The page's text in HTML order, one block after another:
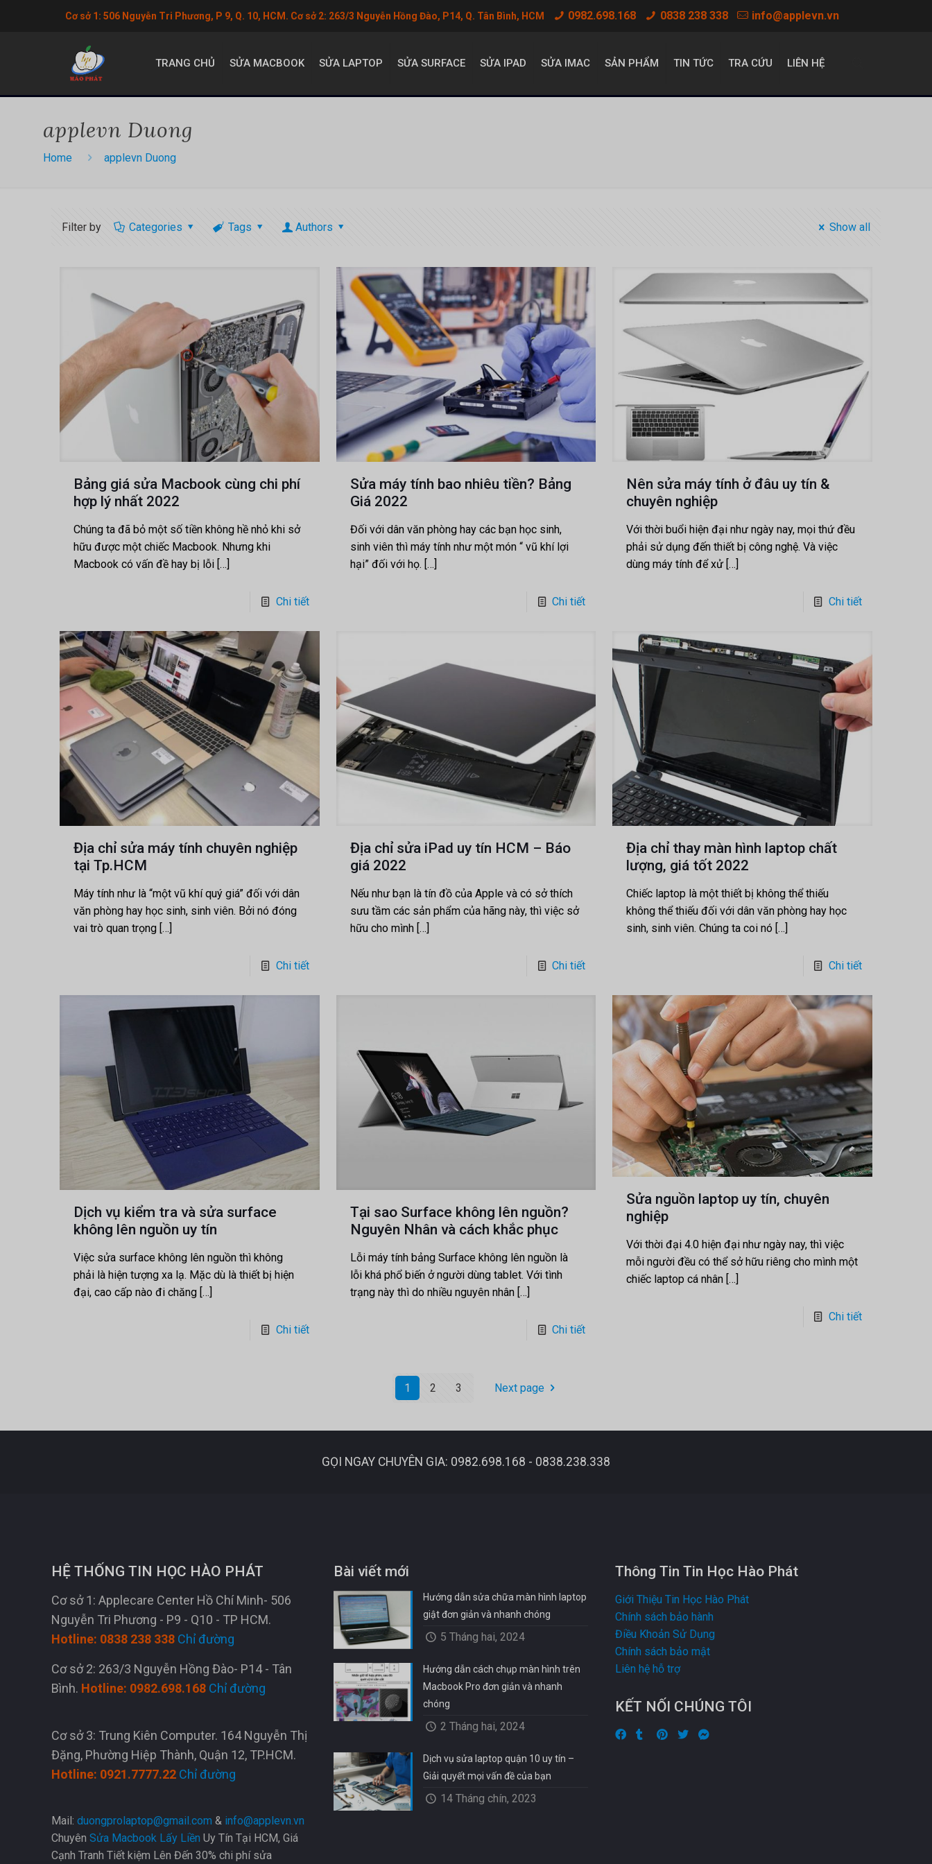
Cơ sở 1: 506 Nguyễn Tri Phương, P 9, Q. 10, HCM. Cơ sở 2: 263/3 Nguyễn Hồng Đào, P14, Q. Tân Bình, HCM 0982.698.168 0838 238 338 info@applevn.vn
TRANG CHỦ SỬA MACBOOK SỬA LAPTOP SỬA SURFACE SỬA IPAD SỬA IMAC SẢN PHẨM TIN TỨC TRA CỨU LIÊN HỆ
applevn Duong
Home applevn Duong
Filter by Categories Tags Authors Show all
Bảng giá sửa Macbook cùng chi phí
hợp lý nhất 2022
Chúng ta đã bỏ một số tiền không hề nhỏ khi sở
hữu được một chiếc Macbook. Nhưng khi
Macbook có vấn đề hay bị lỗi[…]
Chi tiết
Sửa máy tính bao nhiêu tiền? Bảng
Giá 2022
Đối với dân văn phòng hay các bạn học sinh,
sinh viên thì máy tính như một món “ vũ khí lợi
hại” đối với họ. […]
Chi tiết
Nên sửa máy tính ở đâu uy tín &
chuyên nghiệp
Với thời buổi hiện đại như ngày nay, mọi thứ đều
phải sử dụng đến thiết bị công nghệ. Và việc
dùng máy tính để xử […]
Chi tiết
Địa chỉ sửa máy tính chuyên nghiệp
tại Tp.HCM
Máy tính như là “một vũ khí quý giá” đối với dân
văn phòng hay học sinh, sinh viên. Bởi nó đóng
vai trò quan trọng[…]
Chi tiết
Địa chỉ sửa iPad uy tín HCM – Báo
giá 2022
Nếu như bạn là tín đồ của Apple và có sở thích
sưu tầm các sản phẩm của hãng này, thì việc sở
hữu cho mình[…]
Chi tiết
Địa chỉ thay màn hình laptop chất
lượng, giá tốt 2022
Chiếc laptop là một thiết bị không thể thiếu
không thể thiếu đối với dân văn phòng hay học
sinh, sinh viên. Chúng ta coi nó […]
Chi tiết
Dịch vụ kiểm tra và sửa surface
không lên nguồn uy tín
Việc sửa surface không lên nguồn thì không
phải là hiện tượng xa lạ. Mặc dù là thiết bị hiện
đại, cao cấp nào đi chăng[…]
Chi tiết
Tại sao Surface không lên nguồn?
Nguyên Nhân và cách khắc phục
Lỗi máy tính bảng Surface không lên nguồn là
lỗi khá phổ biến ở người dùng tablet. Với tình
trạng này thì do nhiều nguyên nhân[…]
Chi tiết
Sửa nguồn laptop uy tín, chuyên
nghiệp
Với thời đại 4.0 hiện đại như ngày nay, thì việc
mỗi người đều có thể sở hữu riêng cho mình một
chiếc laptop cá nhân […]
Chi tiết
1 2 3 Next page
GỌI NGAY CHUYÊN GIA: 0982.698.168 - 0838.238.338
HỆ THỐNG TIN HỌC HÀO PHÁT
Cơ sở 1: Applecare Center Hồ Chí Minh- 506
Nguyễn Tri Phương - P9 - Q10 - TP HCM.
Hotline: 0838 238 338 Chỉ đường
Cơ sở 2: 263/3 Nguyễn Hồng Đào- P14 - Tân
Bình. Hotline: 0982.698.168 Chỉ đường
Cơ sở 3: Trung Kiên Computer. 164 Nguyễn Thị
Đặng, Phường Hiệp Thành, Quận 12, TP.HCM.
Hotline: 0921.7777.22 Chỉ đường
Mail: duongprolaptop@gmail.com & info@applevn.vn
Chuyên Sửa Macbook Lấy Liền Uy Tín Tại HCM, Giá
Cạnh Tranh Tiết kiệm Lên Đến 30% chi phí sửa
Bài viết mới
Hướng dẫn sửa chữa màn hình laptop
giật đơn giản và nhanh chóng
5 Tháng hai, 2024
Hướng dẫn cách chụp màn hình trên
Macbook Pro đơn giản và nhanh
chóng
2 Tháng hai, 2024
Dịch vụ sửa laptop quận 10 uy tín –
Giải quyết mọi vấn đề của bạn
14 Tháng chín, 2023
Thông Tin Tin Học Hào Phát
Giới Thiệu Tin Học Hào Phát
Chính sách bảo hành
Điều Khoản Sử Dụng
Chính sách bảo mật
Liên hệ hỗ trợ
KẾT NỐI CHÚNG TÔI